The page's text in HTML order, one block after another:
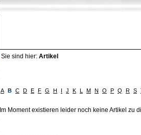
Sie sind hier: Artikel
A B C D E F G H I J K L M N O P Q R S
Im Moment existieren leider noch keine Artikel zu